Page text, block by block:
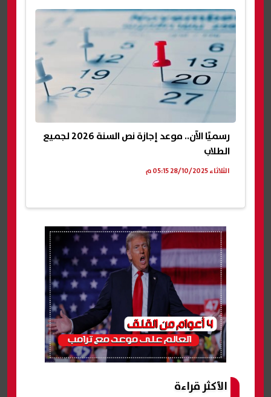
رسميًا الآن.. موعد إجازة نص السنة 2026 لجميع
الطلاب
الثلاثاء 28/10/2025 05:15 م
الأكثر قراءة